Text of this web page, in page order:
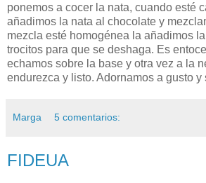
ponemos a cocer la nata, cuando esté
añadimos la nata al chocolate y
mezcla esté homogénea la añadimos
trocitos para que se deshaga. Es
echamos sobre la base y otra vez a la
endurezca y listo. Adornamos a gusto y
Marga 5 comentarios:
FIDEUA